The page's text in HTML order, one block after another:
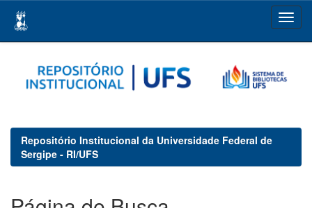
navigation
Repositório Institucional da Universidade Federal de
Sergipe - RI/UFS